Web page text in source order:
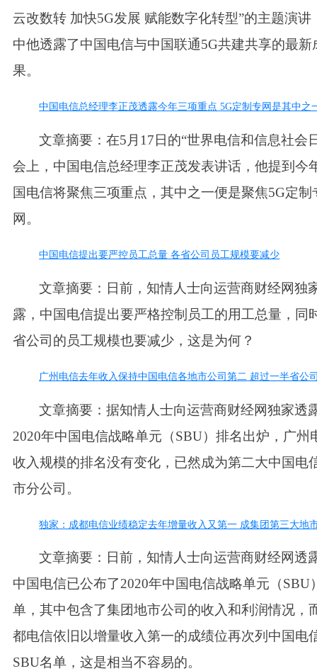
云改数转 加快5G发展 赋能数字化转型”的主题演讲
中他透露了中国电信与中国联通5G共建共享的最新
果。
中国电信总经理李正茂透露今年三项重点 5G定制专网是其中之
文章摘要：在5月17日的“世界电信和信息社会
会上，中国电信总经理李正茂发表讲话，他提到今
国电信将聚焦三项重点，其中之一便是聚焦5G定制
网。
中国电信提出要严控员工总量 各省公司员工规模要减少
文章摘要： 日前，知情人士向运营商财经网独
露，中国电信提出要严格控制员工的用工总量，同
省公司的员工规模也要减少，这是为何？
广州电信去年收入保持中国电信各地市公司第二 超过一半省公
文章摘要：据知情人士向运营商财经网独家透
2020年中国电信战略单元（SBU）排名出炉，广州
收入规模的排名没有变化，已然成为第二大中国电
市分公司。
独家：成都电信业绩稳定去年增量收入又第一 成集团第三大地
文章摘要：日前，知情人士向运营商财经网透
中国电信已公布了2020年中国电信战略单元（SBU
单，其中包含了集团地市公司的收入和利润情况，
都电信依旧以增量收入第一的成绩位再次列中国电
SBU名单，这是相当不容易的。